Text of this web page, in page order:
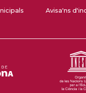
Avisa'ns